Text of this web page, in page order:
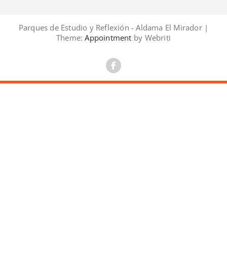
Parques de Estudio y Reflexión - Aldama El Mirador |
Theme: Appointment by Webriti